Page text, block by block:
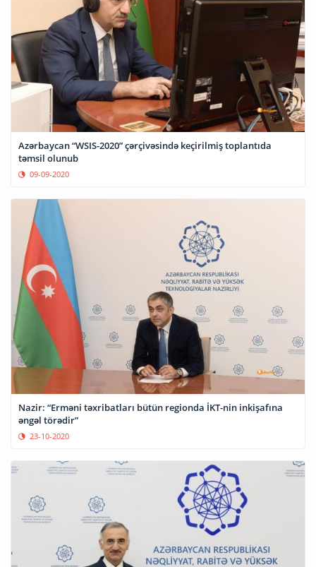
Azərbaycan “WSIS-2020” çərçivəsində keçirilmiş toplantıda
təmsil olunub
09-09-2020
Nazir: “Erməni təxribatları bütün regionda İKT-nin inkişafına
əngəl törədir”
23-10-2020